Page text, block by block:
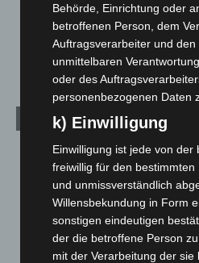
Schwarz Digits und Zscaler
Sicherheitsplattform für Europa
Kategorien
Blaulicht
Corona-News
Hannover und Region
Langenhagen und Ortsteile
Leserbriefe
Behörde, Einrichtung oder
betroffenen Person, dem
Auftragsverarbeiter und
unmittelbaren
oder des
personenbezogenen Daten
k) Einwilligung
Einwilligung ist jede von der
freiwillig für den
und unmissverständlich
Willensbekundung in Form
sonstigen eindeutigen
der die betroffene Person
mit der Verarbeitung der sie